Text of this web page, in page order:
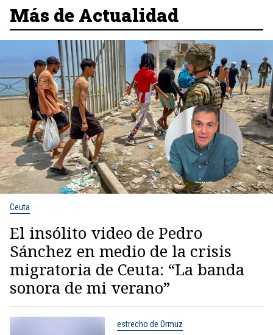
Más de Actualidad
Ceuta
El insólito video de Pedro
Sánchez en medio de la crisis
migratoria de Ceuta: “La banda
sonora de mi verano”
estrecho de Ormuz